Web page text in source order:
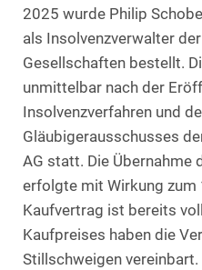
2025 wurde Philip
als Insolvenzverwalter der
Gesellschaften bestellt.
unmittelbar nach der
Insolvenzverfahren und
Gläubigerausschusses
AG statt. Die Übernahme
erfolgte mit Wirkung zum
Kaufvertrag ist bereits
Kaufpreises haben die
Stillschweigen